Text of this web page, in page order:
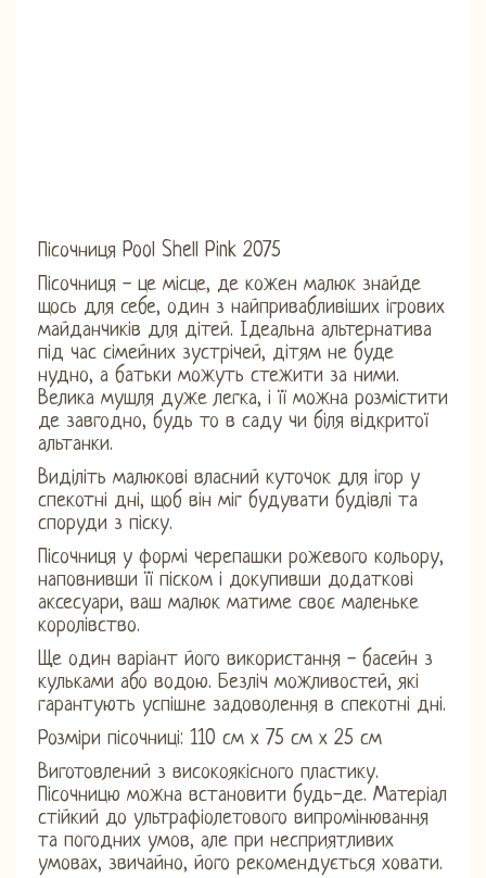
Пісочниця Pool Shell Pink 2075
Пісочниця - це місце, де кожен малюк знайде
щось для себе, один з найпривабливіших ігрових
майданчиків для дітей. Ідеальна альтернатива
під час сімейних зустрічей, дітям не буде
нудно, а батьки можуть стежити за ними.
Велика мушля дуже легка, і її можна розмістити
де завгодно, будь то в саду чи біля відкритої
альтанки.
Виділіть малюкові власний куточок для ігор у
спекотні дні, щоб він міг будувати будівлі та
споруди з піску.
Пісочниця у формі черепашки рожевого кольору,
наповнивши її піском і докупивши додаткові
аксесуари, ваш малюк матиме своє маленьке
королівство.
Ще один варіант його використання - басейн з
кульками або водою. Безліч можливостей, які
гарантують успішне задоволення в спекотні дні.
Розміри пісочниці: 110 см х 75 см х 25 см
Виготовлений з високоякісного пластику.
Пісочницю можна встановити будь-де. Матеріал
стійкий до ультрафіолетового випромінювання
та погодних умов, але при несприятливих
умовах, звичайно, його рекомендується ховати.